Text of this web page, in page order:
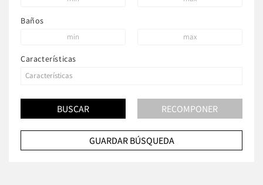
Baños
Características